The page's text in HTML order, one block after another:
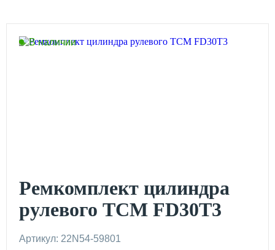
В наличии
Ремкомплект цилиндра
рулевого TCM FD30T3
Артикул: 22N54-59801